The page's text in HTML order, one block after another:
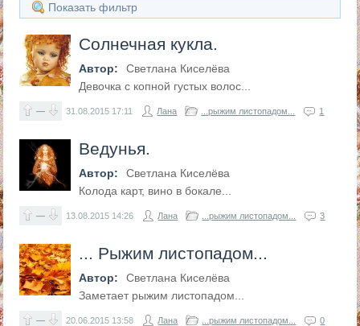
Показать фильтр
Солнечная кукла.
Автор:
Светлана Киселёва
Девочка с копной густых волос...
— 31.08.2015 17:11 Лана ...рыжим листопадом... 1
Ведунья.
Автор:
Светлана Киселёва
Колода карт, вино в бокале...
— 13.08.2015 14:26 Лана ...рыжим листопадом... 3
... Рыжим листопадом...
Автор:
Светлана Киселёва
Заметает рыжим листопадом...
— 20.06.2015 13:58 Лана ...рыжим листопадом... 0